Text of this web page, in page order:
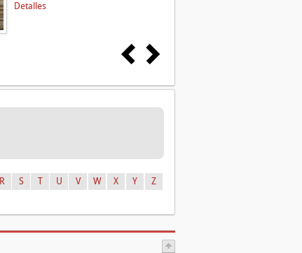
Detalles
R S T U V W X Y Z